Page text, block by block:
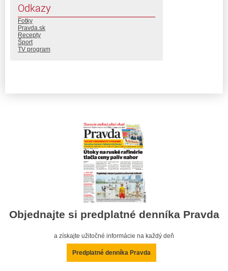
Odkazy
Fotky
Pravda.sk
Recepty
Šport
TV program
Objednajte si predplatné denníka Pravda
a získajte užitočné informácie na každý deň
Predplatné denníka Pravda